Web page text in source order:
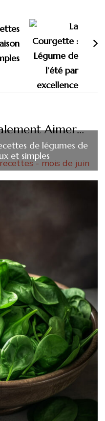
Aimer...
de légumes de
et simples